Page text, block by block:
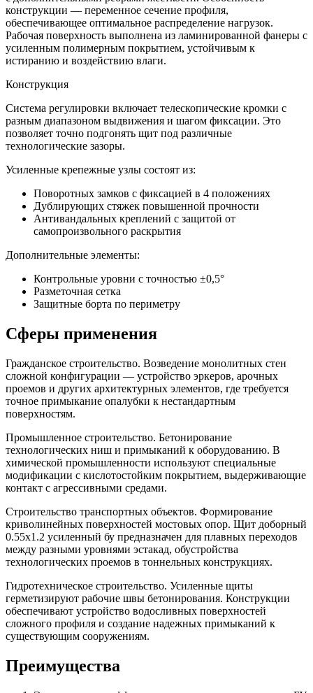
конструкции — переменное сечение профиля,
обеспечивающее оптимальное распределение нагрузок.
Рабочая поверхность выполнена из ламинированной фанеры с
усиленным полимерным покрытием, устойчивым к
истиранию и воздействию влаги.
Конструкция
Система регулировки включает телескопические кромки с
разным диапазоном выдвижения и шагом фиксации. Это
позволяет точно подгонять щит под различные
технологические зазоры.
Усиленные крепежные узлы состоят из:
Поворотных замков с фиксацией в 4 положениях
Дублирующих стяжек повышенной прочности
Антивандальных креплений с защитой от
самопроизвольного раскрытия
Дополнительные элементы:
Контрольные уровни с точностью ±0,5°
Разметочная сетка
Защитные борта по периметру
Сферы применения
Гражданское строительство. Возведение монолитных стен
сложной конфигурации — устройство эркеров, арочных
проемов и других архитектурных элементов, где требуется
точное примыкание опалубки к нестандартным
поверхностям.
Промышленное строительство. Бетонирование
технологических ниш и примыканий к оборудованию. В
химической промышленности используют специальные
модификации с кислотостойким покрытием, выдерживающие
контакт с агрессивными средами.
Строительство транспортных объектов. Формирование
криволинейных поверхностей мостовых опор. Щит доборный
0.55х1.2 усиленный бу предназначен для плавных переходов
между разными уровнями эстакад, обустройства
технологических проемов в тоннельных конструкциях.
Гидротехническое строительство. Усиленные щиты
герметизируют рабочие швы бетонирования. Конструкции
обеспечивают устройство водосливных поверхностей
сложного профиля и создание надежных примыканий к
существующим сооружениям.
Преимущества